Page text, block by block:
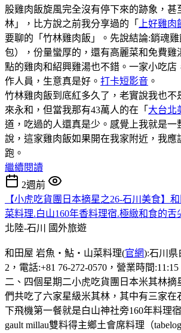
股雞肉飯旋風完全沒有停下來的跡象，甚
林」，比方說之前我分享過的「
上好雞肉
要聊的「竹林雞肉飯」。先說結論:銷魂
包），份量蠻厚的，還有高麗菜和免費雞
點的雞肉和紹興雞湯也不錯。一家小吃店
作人員，生意真是好。 打卡短影音 。
竹林雞肉飯到底紅多久了，老實說我也不
來永和，但當我那有43萬人的在「 大台北
道，吃過的人還真是少。感覺上我就是一
說，這家雞肉飯如果開在我家附近，我應
跑。
繼續閱讀
2週前
【小虎吃貨團日本摘星之26-石川美食】
菜料理.白山160年香料理宿.極緻和食的舌
北陸-石川
國外旅遊
和田屋 岩魚・鮎・山菜料理(官網):石川県
2，電話:+81 76-272-0570，營業時間
二、四個星期二小虎吃貨團日本米其林摘
們共吃了六家星級米其林，其中有三家在
下飛機第一餐就是白山神社旁160年料理
gault millau雙料得主鄉土會席料理（